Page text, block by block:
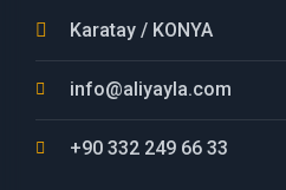
Karatay / KONYA
info@aliyayla.com
+90 332 249 66 33